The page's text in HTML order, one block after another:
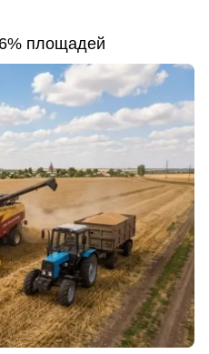
площадей